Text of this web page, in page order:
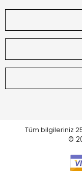
Tüm bilgileriniz
©